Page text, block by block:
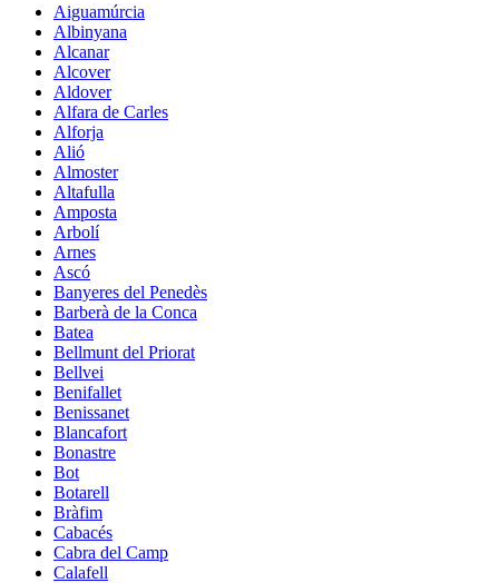
Aiguamúrcia
Albinyana
Alcanar
Alcover
Aldover
Alfara de Carles
Alforja
Alió
Almoster
Altafulla
Amposta
Arbolí
Arnes
Ascó
Banyeres del Penedès
Barberà de la Conca
Batea
Bellmunt del Priorat
Bellvei
Benifallet
Benissanet
Blancafort
Bonastre
Bot
Botarell
Bràfim
Cabacés
Cabra del Camp
Calafell